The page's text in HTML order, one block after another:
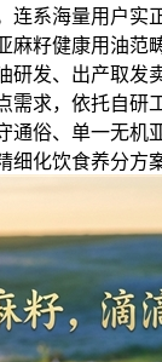
连系海量用户实
麻籽健康用油范
研发、出产取发
需求，依托自研
通俗、单一无机
化饮食养分方